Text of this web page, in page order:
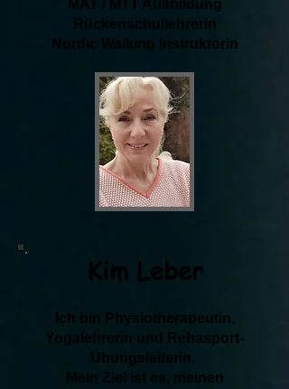
MAT / MTT Ausbildung
Rückenschullehrerin
Nordic Walking Instruktorin
Kim Leber
Ich bin Physiotherapeutin,
Yogalehrerin und Rehasport-
Übungsleiterin.
Mein Ziel ist es, meinen